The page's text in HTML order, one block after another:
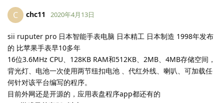
C chc11 2020年4月13日
sii ruputer pro 日本智能手表电脑 日本精工 日本制造 1998年发布
的 比苹果手表早10多年
16位3.6MHz CPU、128KB RAM和512KB、2MB、4MB存储空间，
背光灯、电池一次使用两节纽扣电池 、代红外线、喇叭、可加载任
何针对该平台编写的程序。
目前外网还是开源的，应用表盘程序app都还有的